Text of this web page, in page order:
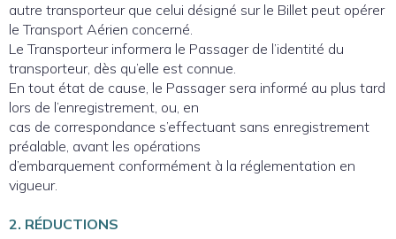
autre transporteur que celui désigné sur le Billet peut opérer
le Transport Aérien concerné.
Le Transporteur informera le Passager de l’identité du
transporteur, dès qu’elle est connue.
En tout état de cause, le Passager sera informé au plus tard
lors de l’enregistrement, ou, en
cas de correspondance s’effectuant sans enregistrement
préalable, avant les opérations
d’embarquement conformément à la réglementation en
vigueur.
2. RÉDUCTIONS